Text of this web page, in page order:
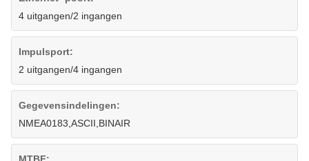
4 uitgangen/2 ingangen
Impulsport:
2 uitgangen/4 ingangen
Gegevensindelingen:
NMEA0183,ASCII,BINAIR